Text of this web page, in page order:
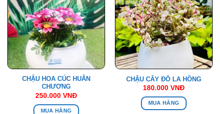
CHẬU HOA CÚC HUÂN
CHƯƠNG
250.000 VNĐ
MUA HÀNG
CHẬU CÂY ĐÔ LA HỒNG
180.000 VNĐ
MUA HÀNG